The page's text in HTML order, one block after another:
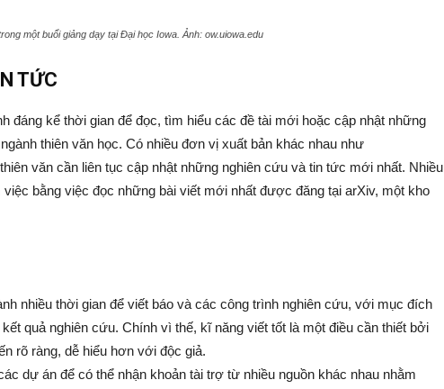
một buổi giảng dạy tại Đại học Iowa. Ảnh: ow.uiowa.edu
TỨC
đáng kể thời gian để đọc, tìm hiểu các đề tài mới hoặc cập nhật những
thiên văn học. Có nhiều đơn vị xuất bản khác nhau như
văn cần liên tục cập nhật những nghiên cứu và tin tức mới nhất. Nhiều
việc bằng việc đọc những bài viết mới nhất được đăng tại arXiv, một kho
nhiều thời gian để viết báo và các công trình nghiên cứu, với mục đích
quả nghiên cứu. Chính vì thế, kĩ năng viết tốt là một điều cần thiết bởi
rõ ràng, dễ hiểu hơn với độc giả.
dự án để có thể nhận khoản tài trợ từ nhiều nguồn khác nhau nhằm